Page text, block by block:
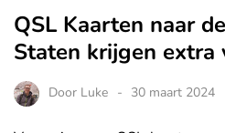
QSL Kaarten naar
Staten krijgen extra
Door Luke 30 maart 2024